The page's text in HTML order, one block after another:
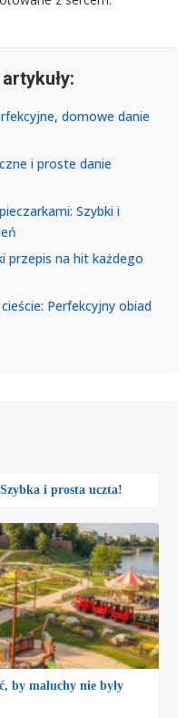
domowe danie
i proste danie
Szybki i
przepis na hit każdego
Perfekcyjny obiad
i prosta uczta!
by maluchy nie były